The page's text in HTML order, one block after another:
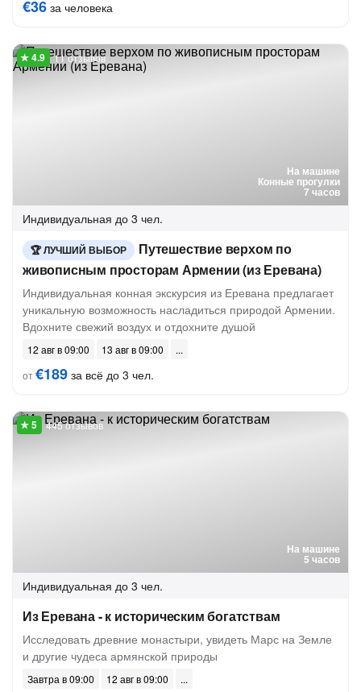
€36 за человека
На машине
Конные прогулки
7 часов
11 отзывов
Индивидуальная до 3 чел.
ЛУЧШИЙ ВЫБОР
Путешествие верхом по
живописным просторам Армении (из Еревана)
Индивидуальная конная экскурсия из Еревана предлагает
уникальную возможность насладиться природой Армении.
Вдохните свежий воздух и отдохните душой
12 авг в 09:00
13 авг в 09:00
от€189 за всё до 3 чел.
На машине
5 часов
445 отзывов
Индивидуальная до 3 чел.
Из Еревана - к историческим богатствам
Исследовать древние монастыри, увидеть Марс на Земле
и другие чудеса армянской природы
Завтра в 09:00
12 авг в 09:00